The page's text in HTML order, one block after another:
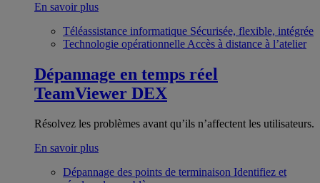
En savoir plus
Téléassistance informatique Sécurisée, flexible, intégrée
Technologie opérationnelle Accès à distance à l’atelier
Dépannage en temps réel
TeamViewer DEX
Résolvez les problèmes avant qu’ils n’affectent les utilisateurs.
En savoir plus
Dépannage des points de terminaison Identifiez et